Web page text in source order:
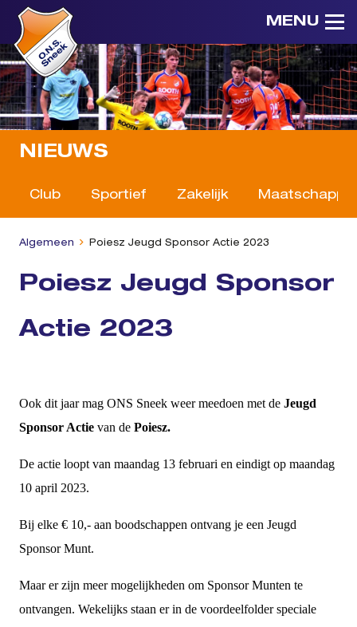
MENU
NIEUWS
Club Sportief Zakelijk
Algemeen Poiesz Jeugd Sponsor Actie 2023
Poiesz Jeugd Sponsor
Actie 2023
Ook dit jaar mag ONS Sneek weer meedoen met de Jeugd
Sponsor Actie van de Poiesz.
De actie loopt van maandag 13 februari en eindigt op maandag
10 april 2023.
Bij elke € 10,- aan boodschappen ontvang je een Jeugd
Sponsor Munt.
Maar er zijn meer mogelijkheden om Sponsor Munten te
ontvangen. Wekelijks staan er in de voordeelfolder speciale